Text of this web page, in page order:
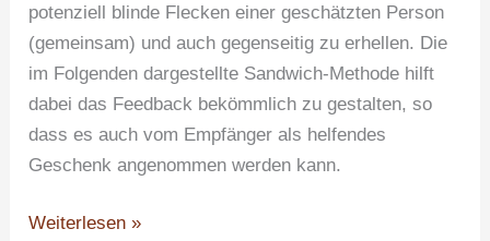
potenziell blinde Flecken einer geschätzten Person
(gemeinsam) und auch gegenseitig zu erhellen. Die
im Folgenden dargestellte Sandwich-Methode hilft
dabei das Feedback bekömmlich zu gestalten, so
dass es auch vom Empfänger als helfendes
Geschenk angenommen werden kann.
Weiterlesen »